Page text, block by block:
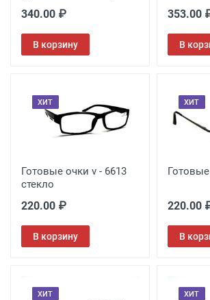
340.00 ₽
В корзину
353.00
В
ХИТ
Готовые очки v - 6613
стекло
220.00 ₽
В корзину
ХИТ
220.00
В
ХИТ ХИТ